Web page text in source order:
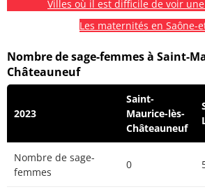
Villes où il est difficile de voir
Les maternités en Saône-
Nombre de sage-femmes à Saint-
Châteauneuf
2023
Saint-
Maurice-lès-
Châteauneuf
Nombre de sage-
femmes
0